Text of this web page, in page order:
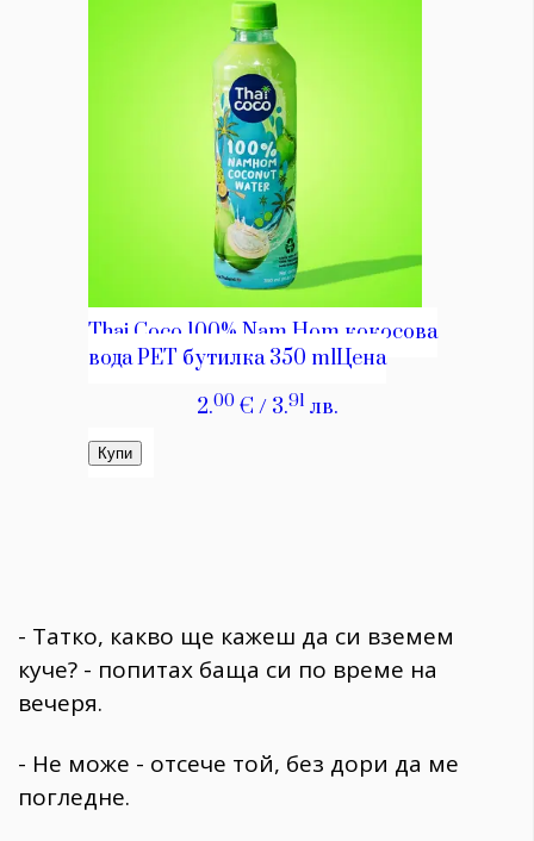
- Татко, какво ще кажеш да си вземем
куче? - попитах баща си по време на
вечеря.
- Не може - отсече той, без дори да ме
погледне.